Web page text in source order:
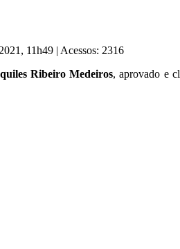
11h49 | Acessos: 2316
Ribeiro Medeiros, aprovado e